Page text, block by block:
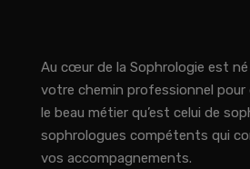
Au cœur de la Sophrologie est
votre chemin professionnel pour
le beau métier qu’est celui de
sophrologues compétents qui
vos accompagnements.